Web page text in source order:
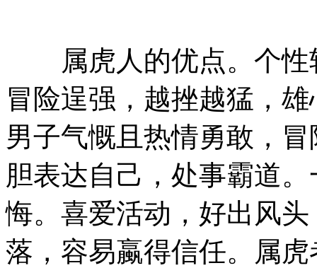
属虎人的优点。个性
冒险逞强，越挫越猛，
男子气慨且热情勇敢，
胆表达自己，处事霸道
悔。喜爱活动，好出风
落，容易蠃得信任。属